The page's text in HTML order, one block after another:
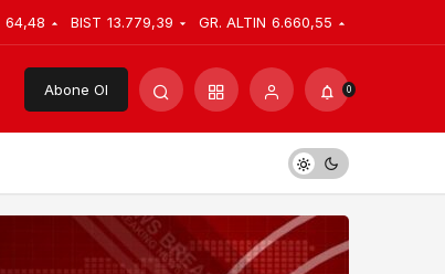
64,48 BIST 13.779,39 GR. ALTIN 6.660,55
Abone Ol 0